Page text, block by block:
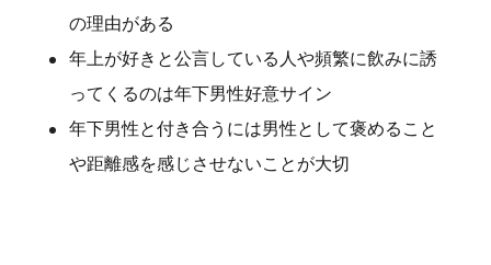
の理由がある
年上が好きと公言している人や頻繁に飲みに誘
ってくるのは年下男性好意サイン
年下男性と付き合うには男性として褒めること
や距離感を感じさせないことが大切